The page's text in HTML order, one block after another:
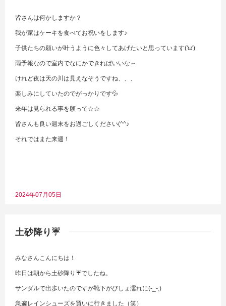
皆さんは何かしますか？
我が家はケーキを食べてお祝いをします♪
子供たちの願いが叶うように色々してあげたいと思っています('ω')
雨予報なので室内でなにかできればいいな～
けれど夜は天の川は見えなそうですね、、、
楽しみにしていたのでがっかりです💦
来年は見られる事を願って☆☆
皆さんも良い週末をお過ごしください(^^♪
それではまた来週！
2024年07月05日
土砂降り☔
みなさんこんにちは！
昨日は朝から土砂降り☔でしたね。
サンダルで出歩いたのですが靴下がびしょ濡れに(-_-;)
急遽レインシューズを買いに行きました（笑）